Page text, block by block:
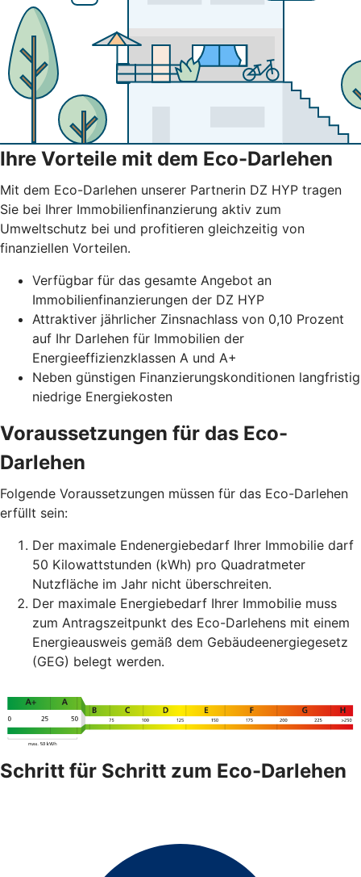
Ihre Vorteile mit dem Eco-Darlehen
Mit dem Eco-Darlehen unserer Partnerin DZ HYP tragen
Sie bei Ihrer Immobilienfinanzierung aktiv zum
Umweltschutz bei und profitieren gleichzeitig von
finanziellen Vorteilen.
Verfügbar für das gesamte Angebot an
Immobilienfinanzierungen der DZ HYP
Attraktiver jährlicher Zinsnachlass von 0,10 Prozent
auf Ihr Darlehen für Immobilien der
Energieeffizienzklassen A und A+
Neben günstigen Finanzierungskonditionen langfristig
niedrige Energiekosten
Voraussetzungen für das Eco-
Darlehen
Folgende Voraussetzungen müssen für das Eco-Darlehen
erfüllt sein:
Der maximale Endenergiebedarf Ihrer Immobilie darf
50 Kilowattstunden (kWh) pro Quadratmeter
Nutzfläche im Jahr nicht überschreiten.
Der maximale Energiebedarf Ihrer Immobilie muss
zum Antragszeitpunkt des Eco-Darlehens mit einem
Energieausweis gemäß dem Gebäudeenergiegesetz
(GEG) belegt werden.
Schritt für Schritt zum Eco-Darlehen